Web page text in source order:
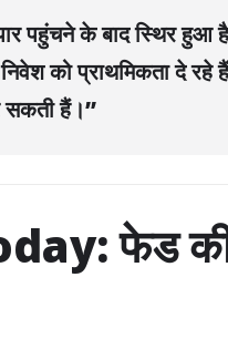
पहुंचने के बाद स्थिर हुआ
को प्राथमिकता दे रहे
सकती हैं।”
फेड की